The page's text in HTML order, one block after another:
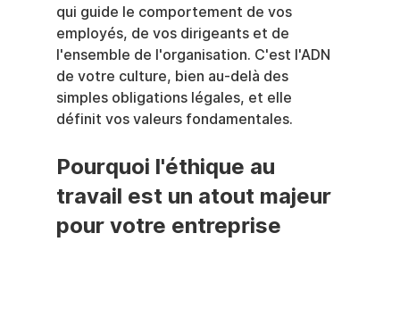
qui guide le comportement de vos
employés, de vos dirigeants et de
l'ensemble de l'organisation. C'est l'ADN
de votre culture, bien au-delà des
simples obligations légales, et elle
définit vos valeurs fondamentales.
Pourquoi l'éthique au
travail est un atout majeur
pour votre entreprise